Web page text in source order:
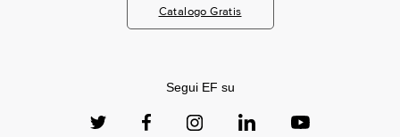
Catalogo Gratis
Segui EF su